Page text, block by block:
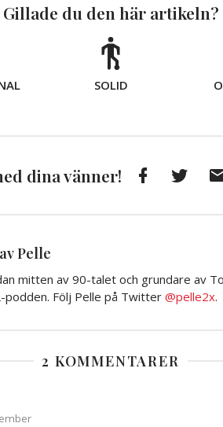
Gillade du den här artikeln?
SOLID
dina vänner! Facebook
Pelle
mitten av 90-talet och grundare av
podden. Följ Pelle på Twitter @pelle2x.
2 KOMMENTARER